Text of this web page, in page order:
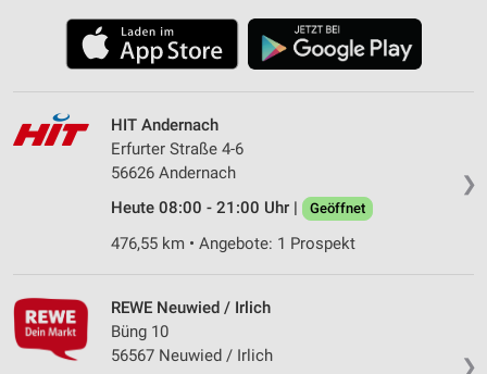
❯
HIT Andernach
Erfurter Straße 4-6
56626 Andernach
Heute 08:00 - 21:00 Uhr |
Geöffnet
476,55 km • Angebote: 1 Prospekt
❯
REWE Neuwied / Irlich
Büng 10
56567 Neuwied / Irlich